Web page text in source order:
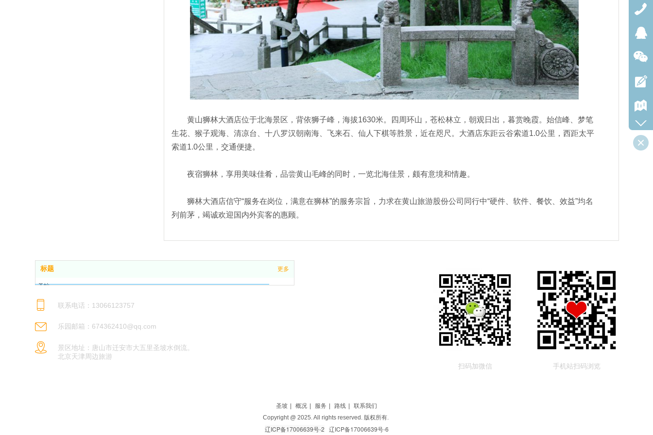
黄山狮林大酒店位于北海景区，背依狮子峰，海拔1630米。四周环山，苍松林立，朝观日出，暮赏晚霞。始信峰、梦笔
生花、猴子观海、清凉台、十八罗汉朝南海、飞来石、仙人下棋等胜景，近在咫尺。大酒店东距云谷索道1.0公里，西距太平
索道1.0公里，交通便捷。
夜宿狮林，享用美味佳肴，品尝黄山毛峰的同时，一览北海佳景，颇有意境和情趣。
狮林大酒店信守“服务在岗位，满意在狮林”的服务宗旨，力求在黄山旅游股份公司同行中“硬件、软件、餐饮、效益”均名
列前茅，竭诚欢迎国内外宾客的惠顾。
标题 更多
圣坡
概况
服务
路线
联系我们
联系电话：13066123757
乐园邮箱：674362410@qq.com
景区地址：唐山市迁安市大五里圣坡水倒流。
北京天津周边旅游
扫码加微信
手机站扫码浏览
圣坡 概况 服务 路线
联系我们
Copyright @ 2025. All rights reserved. 版权所有.
辽ICP备17006639号-2 辽ICP备17006639号-6